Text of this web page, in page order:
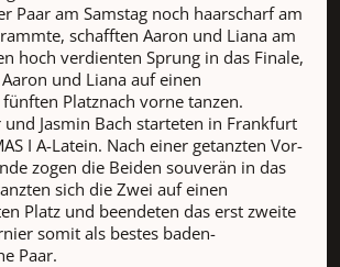
Paar am Samstag noch haarscharf am
schafften Aaron und Liana am
hoch verdienten Sprung in das Finale,
und Liana auf einen
Platznach vorne tanzen.
und Jasmin Bach starteten in Frankfurt
I A-Latein. Nach einer getanzten Vor-
zogen die Beiden souverän in das
sich die Zwei auf einen
Platz und beendeten das erst zweite
somit als bestes baden-
Paar.